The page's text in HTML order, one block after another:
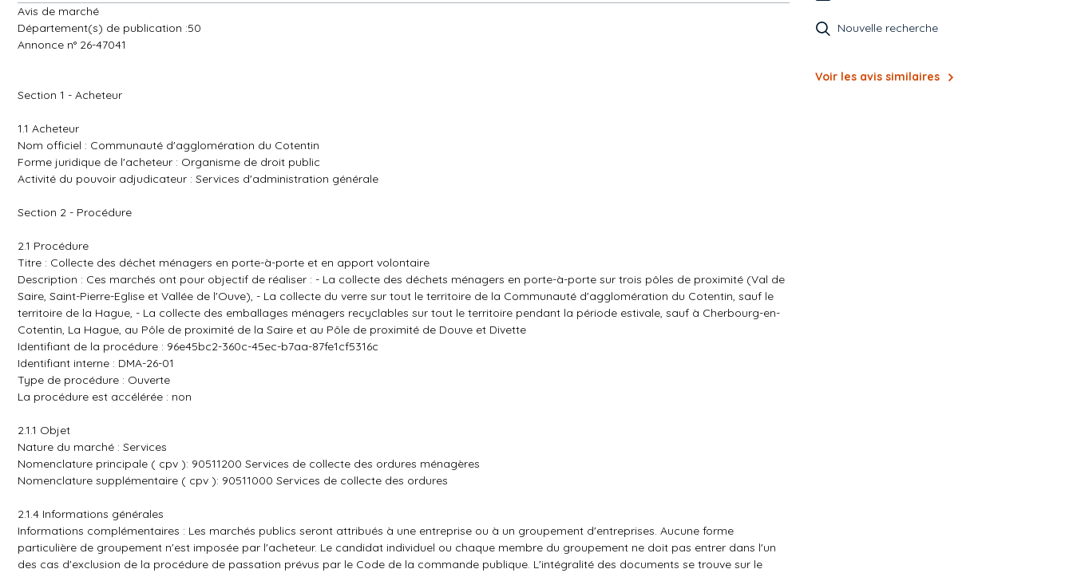
Avis de marché
Département(s) de publication :50
Annonce n° 26-47041
Section 1 - Acheteur
1.1 Acheteur
Nom officiel : Communauté d'agglomération du Cotentin
Forme juridique de l'acheteur : Organisme de droit public
Activité du pouvoir adjudicateur : Services d'administration générale
Section 2 - Procédure
2.1 Procédure
Titre : Collecte des déchet ménagers en porte-à-porte et en apport volontaire
Description : Ces marchés ont pour objectif de réaliser : - La collecte des déchets ménagers en porte-à-porte sur trois pôles de proximité (Val de
Saire, Saint-Pierre-Eglise et Vallée de l'Ouve), - La collecte du verre sur tout le territoire de la Communauté d'agglomération du Cotentin, sauf le
territoire de la Hague, - La collecte des emballages ménagers recyclables sur tout le territoire pendant la période estivale, sauf à Cherbourg-en-
Cotentin, La Hague, au Pôle de proximité de la Saire et au Pôle de proximité de Douve et Divette
Identifiant de la procédure : 96e45bc2-360c-45ec-b7aa-87fe1cf5316c
Identifiant interne : DMA-26-01
Type de procédure : Ouverte
La procédure est accélérée : non
2.1.1 Objet
Nature du marché : Services
Nomenclature principale ( cpv ): 90511200 Services de collecte des ordures ménagères
Nomenclature supplémentaire ( cpv ): 90511000 Services de collecte des ordures
2.1.4 Informations générales
Informations complémentaires : Les marchés publics seront attribués à une entreprise ou à un groupement d'entreprises. Aucune forme
particulière de groupement n'est imposée par l'acheteur. Le candidat individuel ou chaque membre du groupement ne doit pas entrer dans l'un
des cas d'exclusion de la procédure de passation prévus par le Code de la commande publique. L'intégralité des documents se trouve sur le
Nouvelle recherche
Voir les avis similaires